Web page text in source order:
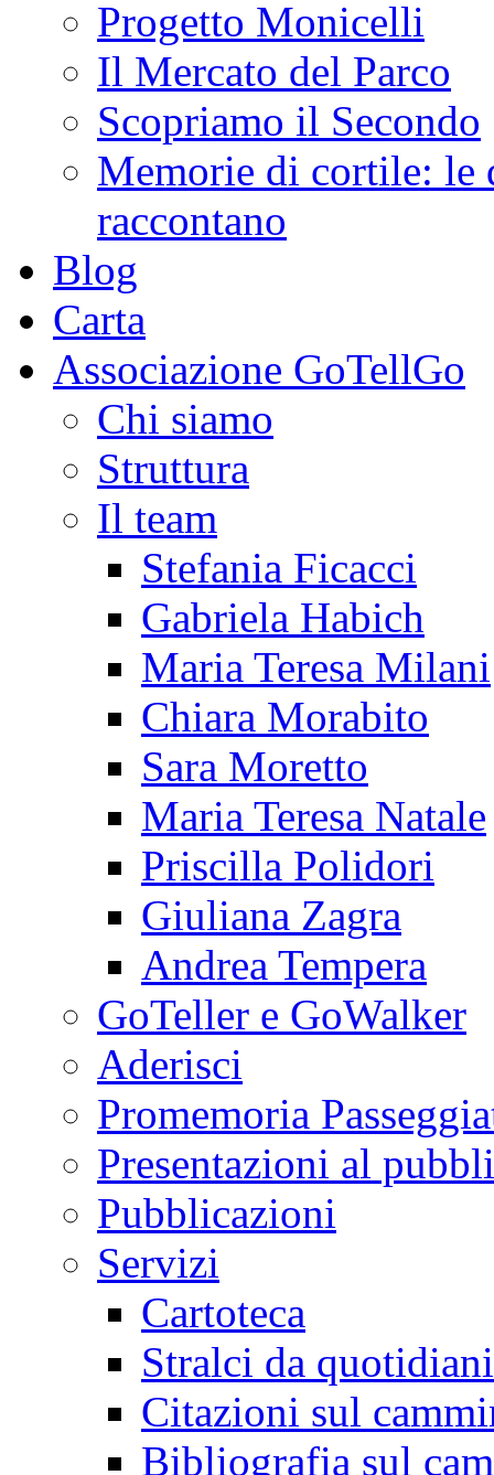
Progetto Monicelli
Il Mercato del Parco
Scopriamo il Secondo
Memorie di cortile: le
raccontano
Blog
Carta
Associazione GoTellGo
Chi siamo
Struttura
Il team
Stefania Ficacci
Gabriela Habich
Maria Teresa Milani
Chiara Morabito
Sara Moretto
Maria Teresa Natale
Priscilla Polidori
Giuliana Zagra
Andrea Tempera
GoTeller e GoWalker
Aderisci
Promemoria
Presentazioni al
Pubblicazioni
Servizi
Cartoteca
Stralci da
Citazioni sul
Bibliografia sul